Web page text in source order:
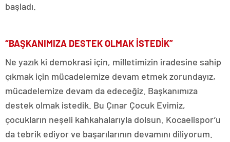
başladı.
“BAŞKANIMIZA DESTEK OLMAK İSTEDİK”
Ne yazık ki demokrasi için, milletimizin iradesine sahip
çıkmak için mücadelemize devam etmek zorundayız,
mücadelemize devam da edeceğiz. Başkanımıza
destek olmak istedik. Bu Çınar Çocuk Evimiz,
çocukların neşeli kahkahalarıyla dolsun. Kocaelispor’u
da tebrik ediyor ve başarılarının devamını diliyorum.